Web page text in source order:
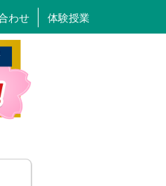
体験授業
わせ